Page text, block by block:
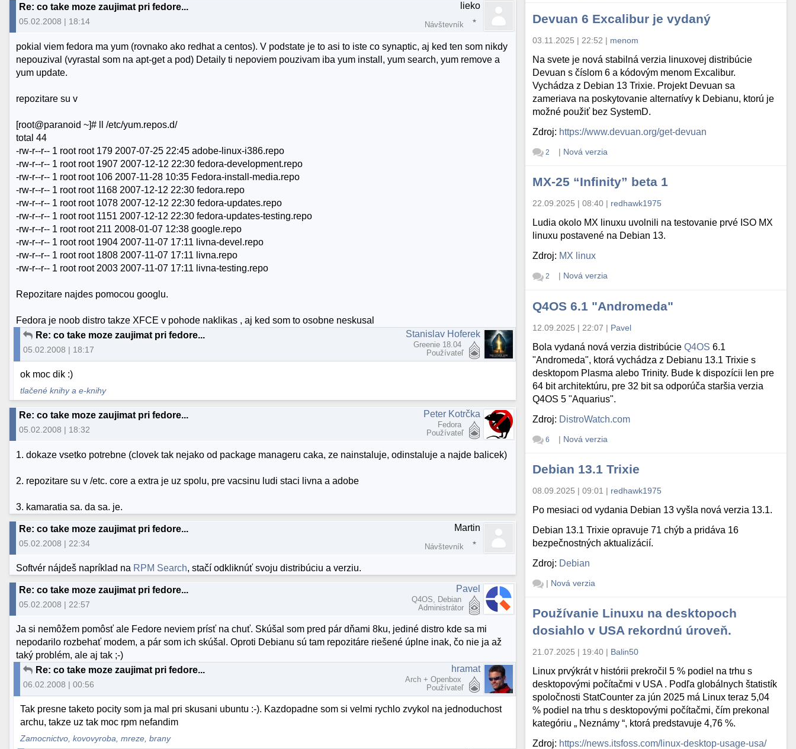
Re: co take moze zaujimat pri fedore...
05.02.2008 | 18:14
lieko
Návštevník
pokial viem fedora ma yum (rovnako ako redhat a centos). V podstate je to asi to iste co synaptic, aj ked ten som nikdy
nepouzival (vyrastal som na apt-get a pod) Detaily ti nepoviem pouzivam iba yum install, yum search, yum remove a
yum update.
repozitare su v
[root@paranoid ~]# ll /etc/yum.repos.d/
total 44
-rw-r--r-- 1 root root 179 2007-07-25 22:45 adobe-linux-i386.repo
-rw-r--r-- 1 root root 1907 2007-12-12 22:30 fedora-development.repo
-rw-r--r-- 1 root root 106 2007-11-28 10:35 Fedora-install-media.repo
-rw-r--r-- 1 root root 1168 2007-12-12 22:30 fedora.repo
-rw-r--r-- 1 root root 1078 2007-12-12 22:30 fedora-updates.repo
-rw-r--r-- 1 root root 1151 2007-12-12 22:30 fedora-updates-testing.repo
-rw-r--r-- 1 root root 211 2008-01-07 12:38 google.repo
-rw-r--r-- 1 root root 1904 2007-11-07 17:11 livna-devel.repo
-rw-r--r-- 1 root root 1808 2007-11-07 17:11 livna.repo
-rw-r--r-- 1 root root 2003 2007-11-07 17:11 livna-testing.repo
Repozitare najdes pomocou googlu.
Fedora je noob distro takze XFCE v pohode naklikas , aj ked som to osobne neskusal
Re: co take moze zaujimat pri fedore...
05.02.2008 | 18:17
Stanislav Hoferek
Greenie 18.04
Používateľ
ok moc dik :)
tlačené knihy a e-knihy
Re: co take moze zaujimat pri fedore...
05.02.2008 | 18:32
Peter Kotrčka
Fedora
Používateľ
1. dokaze vsetko potrebne (clovek tak nejako od package manageru caka, ze nainstaluje, odinstaluje a najde balicek)
2. repozitare su v /etc. core a extra je uz spolu, pre vacsinu ludi staci livna a adobe
3. kamaratia sa. da sa. je.
Re: co take moze zaujimat pri fedore...
05.02.2008 | 22:34
Martin
Návštevník
Softvér nájdeš napríklad na RPM Search, stačí odkliknúť svoju distribúciu a verziu.
Re: co take moze zaujimat pri fedore...
05.02.2008 | 22:57
Pavel
Q4OS, Debian
Administrátor
Ja si nemôžem pomôsť ale Fedore neviem prísť na chuť. Skúšal som pred pár dňami 8ku, jediné distro kde sa mi
nepodarilo rozbehať modem, a pár som ich skúšal. Oproti Debianu sú tam repozitáre riešené úplne inak, čo nie ja až
taký problém, ale aj tak ;-)
Re: co take moze zaujimat pri fedore...
06.02.2008 | 00:56
hramat
Arch + Openbox
Používateľ
Tak presne taketo pocity som ja mal pri skusani ubuntu :-). Kazdopadne som si velmi rychlo zvykol na jednoduchost
archu, takze uz tak moc rpm nefandim
Zamocnictvo, kovovyroba, mreze, brany
Devuan 6 Excalibur je vydaný
03.11.2025 | 22:52 | menom
Na svete je nová stabilná verzia linuxovej distribúcie
Devuan s číslom 6 a kódovým menom Excalibur.
Vychádza z Debian 13 Trixie. Projekt Devuan sa
zameriava na poskytovanie alternatívy k Debianu, ktorú je
možné použiť bez SystemD.
Zdroj: https://www.devuan.org/get-devuan
2 | Nová verzia
MX-25 “Infinity” beta 1
22.09.2025 | 08:40 | redhawk1975
Ludia okolo MX linuxu uvolnili na testovanie prvé ISO MX
linuxu postavené na Debian 13.
Zdroj: MX linux
2 | Nová verzia
Q4OS 6.1 "Andromeda"
12.09.2025 | 22:07 | Pavel
Bola vydaná nová verzia distribúcieQ4OS 6.1
"Andromeda", ktorá vychádza z Debianu 13.1 Trixie s
desktopom Plasma alebo Trinity. Bude k dispozícii len pre
64 bit architektúru, pre 32 bit sa odporúča staršia verzia
Q4OS 5 "Aquarius".
Zdroj: DistroWatch.com
6 | Nová verzia
Debian 13.1 Trixie
08.09.2025 | 09:01 | redhawk1975
Po mesiaci od vydania Debian 13 vyšla nová verzia 13.1.
Debian 13.1 Trixie opravuje 71 chýb a pridáva 16
bezpečnostných aktualizácií.
Zdroj: Debian
| Nová verzia
Používanie Linuxu na desktopoch
dosiahlo v USA rekordnú úroveň.
21.07.2025 | 19:40 | Balin50
Linux prvýkrát v histórii prekročil 5 % podiel na trhu s
desktopovými počítačmi v USA . Podľa globálnych štatistík
spoločnosti StatCounter za jún 2025 má Linux teraz 5,04
% podiel na trhu s desktopovými počítačmi, čím prekonal
kategóriu „ Neznámy “, ktorá predstavuje 4,76 %.
Zdroj: https://news.itsfoss.com/linux-desktop-usage-usa/